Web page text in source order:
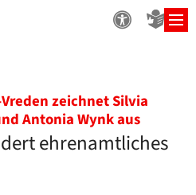
zeichnet Silvia
Antonia Wynk aus:
ehrenamtliches